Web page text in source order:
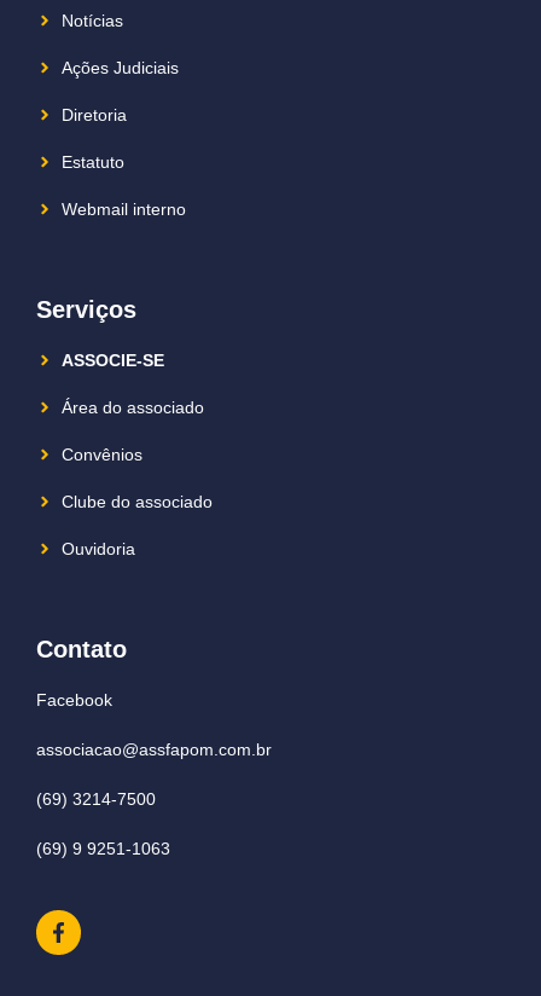
Notícias
Ações Judiciais
Diretoria
Estatuto
Webmail interno
Serviços
ASSOCIE-SE
Área do associado
Convênios
Clube do associado
Ouvidoria
Contato
Facebook
associacao@assfapom.com.br
(69) 3214-7500
(69) 9 9251-1063